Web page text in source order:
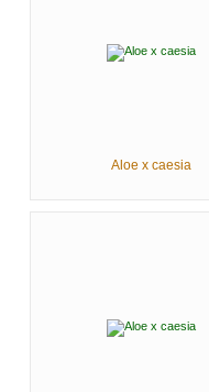
Aloe x caesia